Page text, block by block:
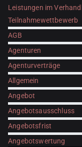
Leistungen im
Teilnahmewettbewerb
AGB
Agenturen
Agenturverträge
Allgemein
Angebot
Angebotsausschluss
Angebotsfrist
Angebotswertung